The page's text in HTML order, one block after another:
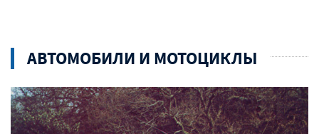
АВТОМОБИЛИ И МОТОЦИКЛЫ